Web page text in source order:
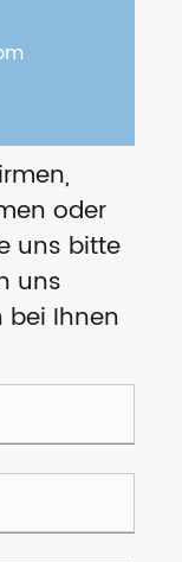
oder
uns bitte
uns
bei Ihnen